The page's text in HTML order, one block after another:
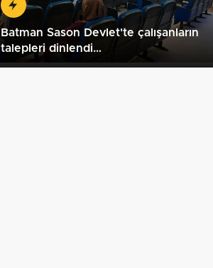
Batman Sason Devlet'te çalışanların
talepleri dinlendi…